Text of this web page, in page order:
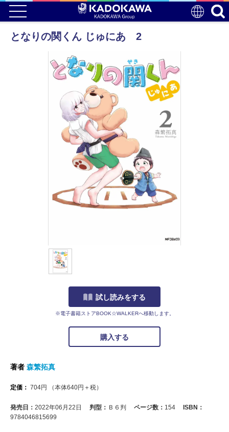
となりの関くん じゅにあ 2
試し読みをする
※電子書籍ストアBOOK☆WALKERへ移動します。
購入する
著者 森繁拓真
定価： 704円 （本体640円＋税）
発売日： 2022年06月22日 判型： Ｂ６判 ページ数： 154
ISBN：
9784046815699